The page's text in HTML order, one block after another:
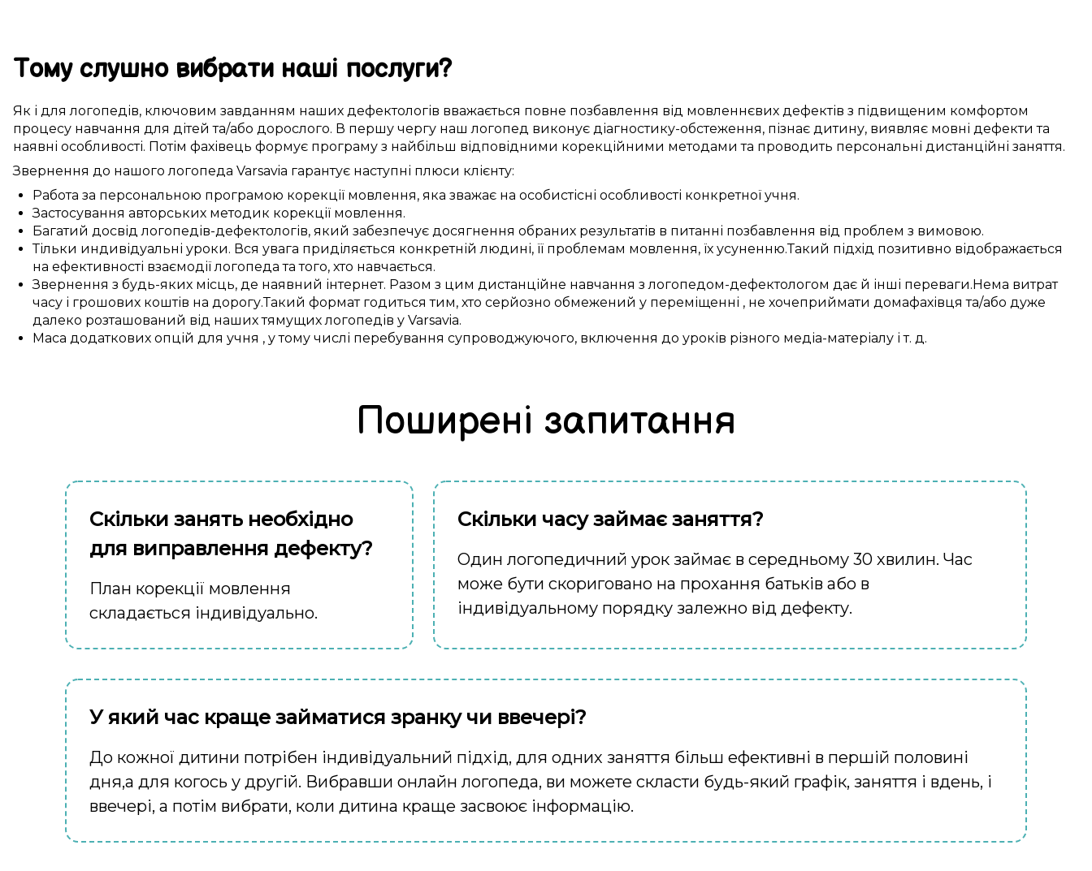
Тому слушновибрати наші послуги?
Як і для логопедів, ключовим завданням наших дефектологів вважається повне позбавлення від мовленнєвих дефектів з підвищеним комфортом
процесу навчання для дітей та/або дорослого. В першу чергу наш логопед виконує діагностику-обстеження, пізнає дитину, виявляє мовні дефекти та
наявні особливості. Потім фахівець формує програму з найбільш відповідними корекційними методами та проводить персональні дистанційні заняття.
Звернення до нашого логопеда Varsavia гарантує наступні плюси клієнту:
Работа за персональною програмою корекції мовлення, яка зважає на особистісні особливості конкретної учня.
Застосування авторських методик корекції мовлення.
Багатий досвід логопедів-дефектологів, який забезпечує досягнення обраних результатів в питанні позбавлення від проблем з вимовою.
Тільки индивідуальні уроки. Вся увага приділяється конкретній людині, її проблемам мовлення, їх усуненню.Такий підхід позитивно відображається
на ефективності взаємодії логопеда татого, хто навчається.
Звернення з будь-яких місць, де наявний інтернет. Разом з цим дистанційне навчання з логопедом-дефектологом дає й інші переваги.Нема витрат
часу і грошових коштів на дорогу.Такий формат годиться тим, хто серйозно обмежений у переміщенні , не хочеприймати домафахівця та/або дуже
далеко розташований від нашихтямущих логопедів у Varsavia.
Маса додаткових опцій для учня , у тому числі перебування супроводжуючого, включення до уроків різного медіа-матеріалу і т. д.
Поширені запитання
Скільки занять необхідно
для виправлення дефекту?
План корекції мовлення
складається індивідуально.
Скільки часу займає заняття?
Один логопедичний урок займає в середньому 30 хвилин. Час
може бути скориговано на прохання батьків або в
індивідуальному порядку залежно від дефекту.
У який час краще займатися зранку чи ввечері?
До кожної дитини потрібен індивідуальний підхід, для одних заняття більш ефективні в першій половині
дня,а для когось у другій. Вибравши онлайн логопеда, ви можете скласти будь-який графік, заняття і вдень, і
ввечері, а потім вибрати, коли дитина краще засвоює інформацію.